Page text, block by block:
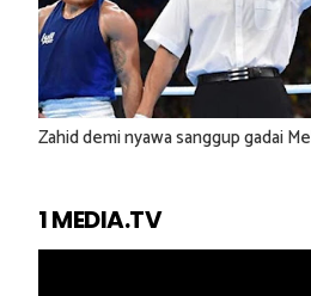
Zahid demi nyawa sanggup gadai
1 MEDIA.TV